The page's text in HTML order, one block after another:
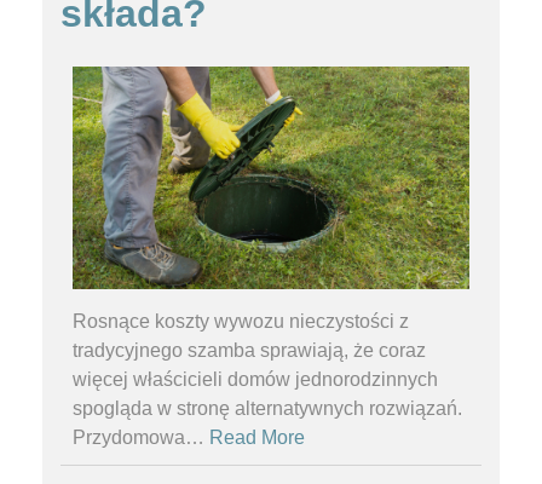
składa?
Rosnące koszty wywozu nieczystości z
tradycyjnego szamba sprawiają, że coraz
więcej właścicieli domów jednorodzinnych
spogląda w stronę alternatywnych rozwiązań.
Przydomowa… Read More